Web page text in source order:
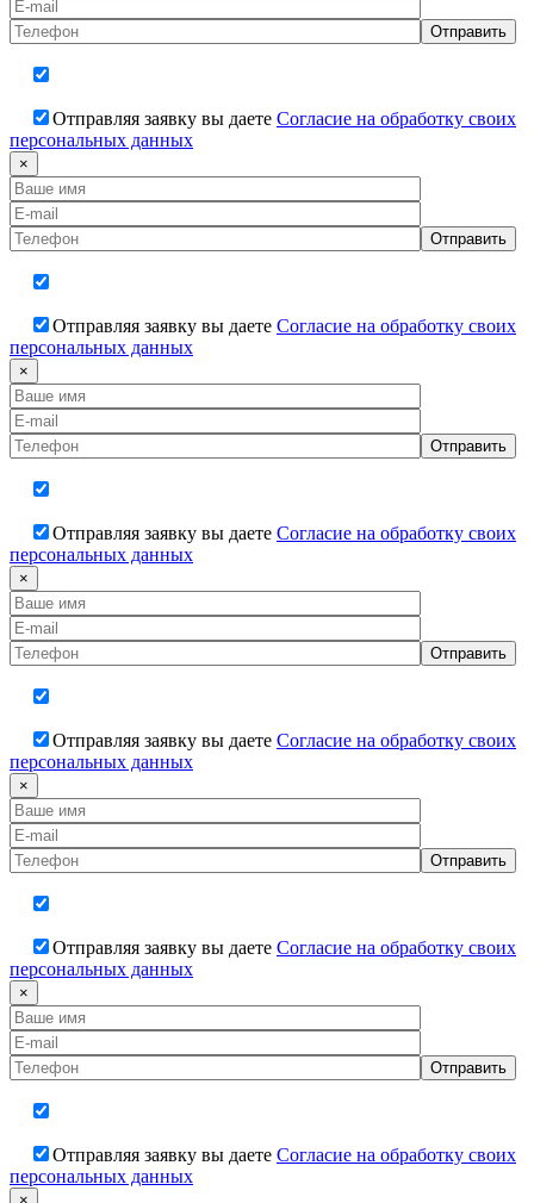
Отправляя заявку вы даете Согласие на обработку своих
персональных данных
×
Отправляя заявку вы даете Согласие на обработку своих
персональных данных
×
Отправляя заявку вы даете Согласие на обработку своих
персональных данных
×
Отправляя заявку вы даете Согласие на обработку своих
персональных данных
×
Отправляя заявку вы даете Согласие на обработку своих
персональных данных
×
Отправляя заявку вы даете Согласие на обработку своих
персональных данных